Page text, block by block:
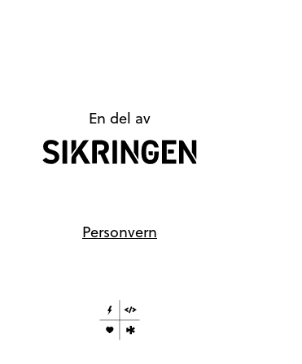
En del av
Personvern